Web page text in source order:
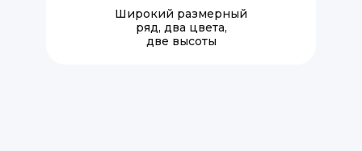
Широкий размерный
ряд, два цвета,
две высоты